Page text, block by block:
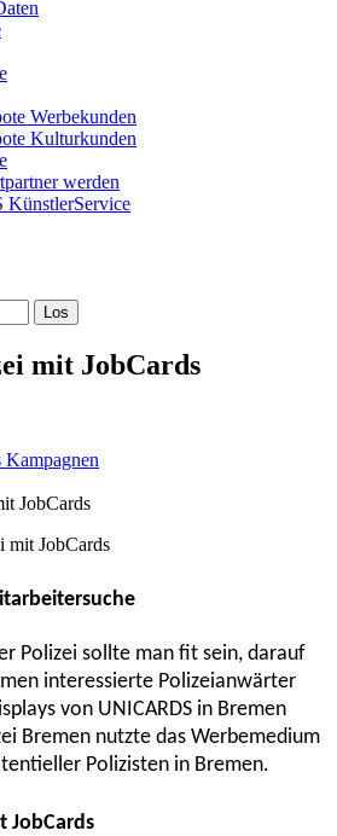
Werbekunden
Kulturkunden
werden
mit JobCards
JobCards
Polizei sollte man fit sein, darauf
interessierte Polizeianwärter
von UNICARDS in Bremen
Bremen nutzte das Werbemedium
Polizisten in Bremen.
JobCards